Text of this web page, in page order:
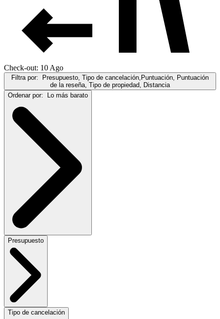
Check-out: 10 Ago
Filtra por: Presupuesto, Tipo de cancelación,Puntuación, Puntuación
de la reseña, Tipo de propiedad, Distancia
Ordenar por: Lo más barato
Presupuesto
Tipo de cancelación